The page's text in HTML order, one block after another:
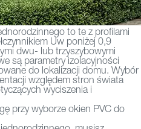
to te z profilami
Uw poniżej 0,9
dwu- lub trzyszybowymi
są parametry izolacyjności
do lokalizacji domu. Wybór
względem stron świata
wyciszenia i
przy wyborze okien PVC do